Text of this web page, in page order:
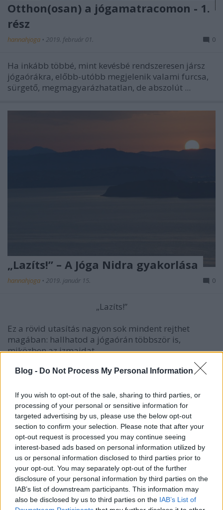
Blog - Do Not Process My Personal Information
If you wish to opt-out of the sale, sharing to third parties, or
processing of your personal or sensitive information for
targeted advertising by us, please use the below opt-out
section to confirm your selection. Please note that after your
opt-out request is processed you may continue seeing
interest-based ads based on personal information utilized by
us or personal information disclosed to third parties prior to
your opt-out. You may separately opt-out of the further
disclosure of your personal information by third parties on the
IAB’s list of downstream participants. This information may
also be disclosed by us to third parties on the IAB’s List of
Otthon(osan) a jógamatracomon - 1.
rész
hannahjoga • 2019. február 01. 0
Ha inkább többé, mint kevésbé rendszeresen jársz
jógaórákra, előbb-utóbb megjelenik valami furcsa,
sürgető, megmagyarázhatatlan, de abszolút ...
„Lazíts!” – A Jóga Nidra gyakorlása
hannahjoga • 2019. január 15. 0
„Lazíts!”
Ez a rövid utasítás nagyon sok mindent rejthet
magában: hallhatod a jógaórán többször is,
miközben az izmaidat ...